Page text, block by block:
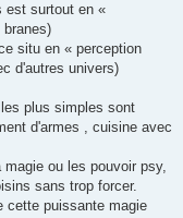
est surtout en «
situ en « perception
d'autres univers)
plus simples sont
d'armes , cuisine avec
ou les pouvoir psy,
sans trop forcer.
cette puissante magie